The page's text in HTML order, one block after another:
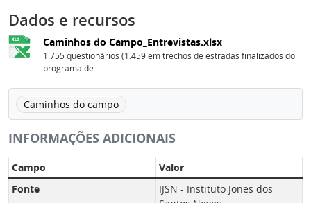
Dados e recursos
Caminhos do Campo_Entrevistas.xlsx
1.755 questionários (1.459 em trechos de estradas finalizados do
programa de...
Caminhos do campo
INFORMAÇÕES ADICIONAIS
Campo
Valor
Fonte
IJSN - Instituto Jones dos